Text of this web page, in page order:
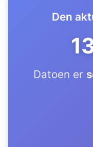
Den
Datoen er